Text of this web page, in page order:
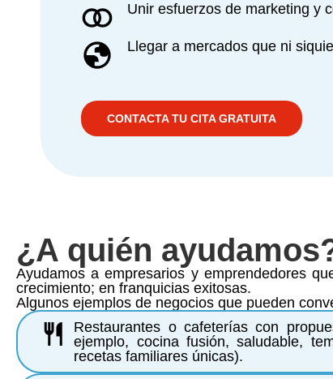
Unir esfuerzos de marketing y
Llegar a mercados que ni
CONTACTA TU CITA GRATUITA
¿A quién
Ayudamos a empresarios y emprendedores
crecimiento; en franquicias exitosas.
Algunos ejemplos de negocios que pueden
Restaurantes o cafeterías con
ejemplo, cocina fusión, saludable,
recetas familiares únicas).